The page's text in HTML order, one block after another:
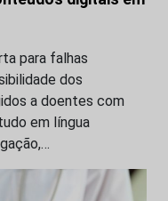
para falhas
dos
a doentes com
em língua